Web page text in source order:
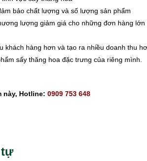
bảo chất lượng và số lượng sản phẩm
lượng giảm giá cho những đơn hàng
hàng hơn và tạo ra nhiều doanh thu
sấy thăng hoa đặc trưng của riêng mình.
này, Hotline: 0909 753 648